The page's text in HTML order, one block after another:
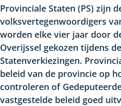
Provinciale Staten (PS) zijn
volksvertegenwoordigers
worden elke vier jaar door
Overijssel gekozen tijdens
Statenverkiezingen.
beleid van de provincie op
controleren of
vastgestelde beleid goed